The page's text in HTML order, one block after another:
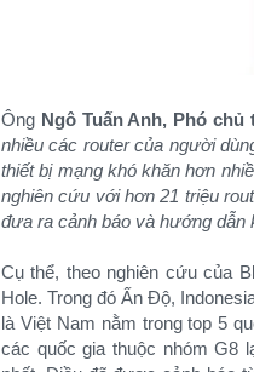
Ông Ngô Tuấn Anh, Phó
nhiều các router của người
thiết bị mạng khó khăn hơn
nghiên cứu với hơn 21 triệu
đưa ra cảnh báo và hướng dẫn
Cụ thể, theo nghiên cứu của
Hole. Trong đó Ấn Độ,
là Việt Nam nằm trong top 5
các quốc gia thuộc nhóm G8